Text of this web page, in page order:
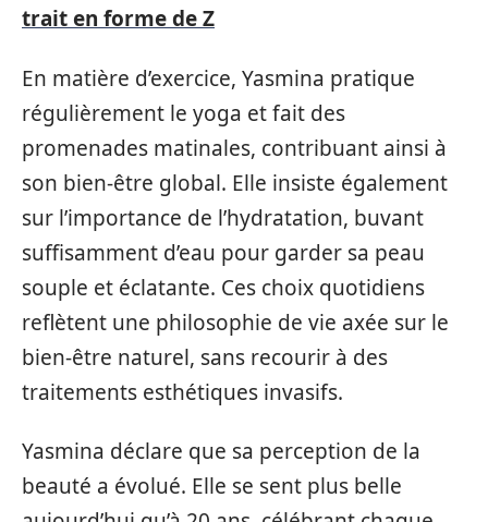
trait en forme de Z
En matière d’exercice, Yasmina pratique
régulièrement le yoga et fait des
promenades matinales, contribuant ainsi à
son bien-être global. Elle insiste également
sur l’importance de l’hydratation, buvant
suffisamment d’eau pour garder sa peau
souple et éclatante. Ces choix quotidiens
reflètent une philosophie de vie axée sur le
bien-être naturel, sans recourir à des
traitements esthétiques invasifs.
Yasmina déclare que sa perception de la
beauté a évolué. Elle se sent plus belle